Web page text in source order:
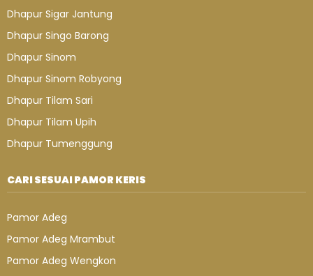
Dhapur Sigar Jantung
Dhapur Singo Barong
Dhapur Sinom
Dhapur Sinom Robyong
Dhapur Tilam Sari
Dhapur Tilam Upih
Dhapur Tumenggung
CARI SESUAI PAMOR KERIS
Pamor Adeg
Pamor Adeg Mrambut
Pamor Adeg Wengkon